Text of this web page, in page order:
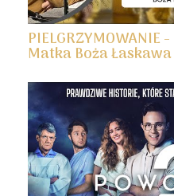
Matka Boża Łaskawa